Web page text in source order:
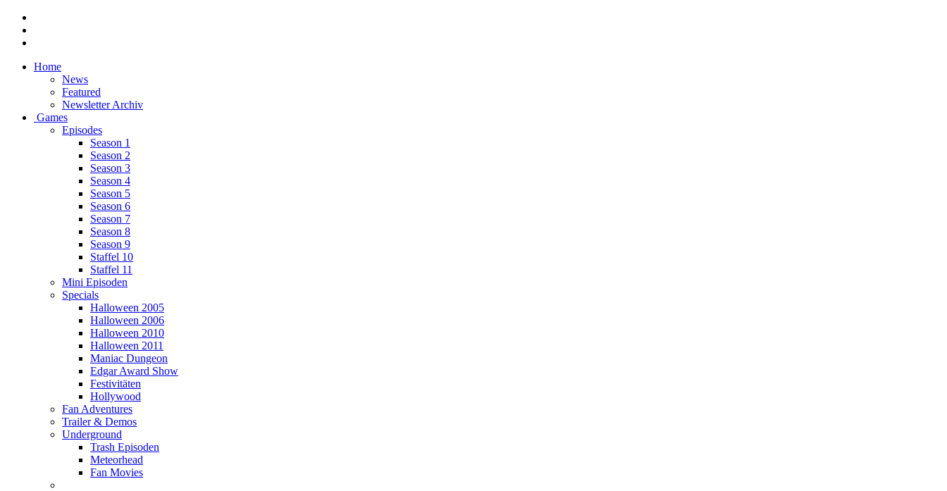
Home
News
Featured
Newsletter Archiv
Games
Episodes
Season 1
Season 2
Season 3
Season 4
Season 5
Season 6
Season 7
Season 8
Season 9
Staffel 10
Staffel 11
Mini Episoden
Specials
Halloween 2005
Halloween 2006
Halloween 2010
Halloween 2011
Maniac Dungeon
Edgar Award Show
Festivitäten
Hollywood
Fan Adventures
Trailer & Demos
Underground
Trash Episoden
Meteorhead
Fan Movies